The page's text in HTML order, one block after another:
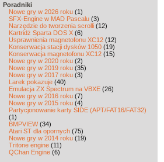
Poradniki
Nowe gry w 2026 roku (1)
SFX-Engine w MAD Pascalu (3)
Narzędzie do tworzenia scrolli (12)
Kartridż Sparta DOS X (6)
Usprawnienia magnetofonu XC12 (12)
Konserwacja stacji dysków 1050 (19)
Konserwacja magnetofonu XC12 (15)
Nowe gry w 2020 roku (2)
Nowe gry w 2019 roku (35)
Nowe gry w 2017 roku (3)
Larek pokazuje (40)
Emulacja ZX Spectrum na VBXE (26)
Nowe gry w 2016 roku (7)
Nowe gry w 2015 roku (4)
Partycjonowanie karty SIDE (APT/FAT16/FAT32)
(1)
BMPVIEW(34)
Atari ST dla opornych (75)
Nowe gry w 2014 roku (19)
Tritone engine (11)
QChan Engine (6)